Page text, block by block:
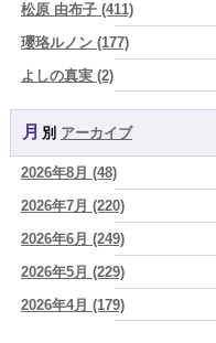
『頑張って好かれる』を やめ
ジ。 (プラタ 真寿)
2026/08/07
2026年8月8日 甲寅――自分
ぐり)
2026/08/07
新しいことに触れると、自分
る楽しさ (美月マーシャ)
2026/08/07
2026年8月7日 癸丑 自分を消
2026/08/07
時間は前に進んでいく。後悔
ができる (真巳華 - Mamika -)
松原 由布子 (411)
瓔珞ルノン (177)
よしの真実 (2)
YOSHIKI (58)
よみ (39)
一之森 陽柑 (26)
椰奈空 (64)
ワカリミ (1)
神楽峰ヴィスカ (10)
赤羽うさぎ (341)
月別 アーカイブ
2026年8月 (48)
2026年7月 (220)
2026年6月 (249)
2026年5月 (229)
2026年4月 (179)